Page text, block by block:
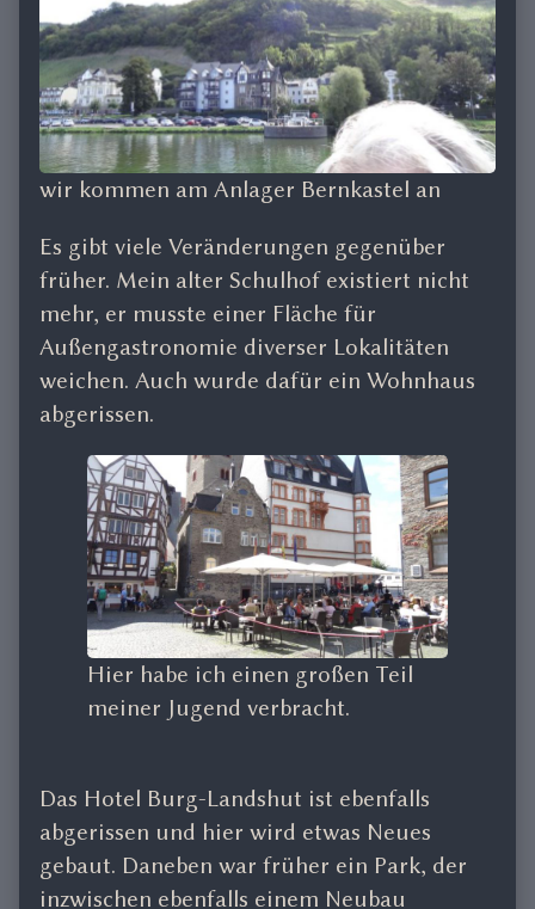
wir kommen am Anlager Bernkastel an
Es gibt viele Veränderungen gegenüber
früher. Mein alter Schulhof existiert nicht
mehr, er musste einer Fläche für
Außengastronomie diverser Lokalitäten
weichen. Auch wurde dafür ein Wohnhaus
abgerissen.
Hier habe ich einen großen Teil
meiner Jugend verbracht.
Das Hotel Burg-Landshut ist ebenfalls
abgerissen und hier wird etwas Neues
gebaut. Daneben war früher ein Park, der
inzwischen ebenfalls einem Neubau